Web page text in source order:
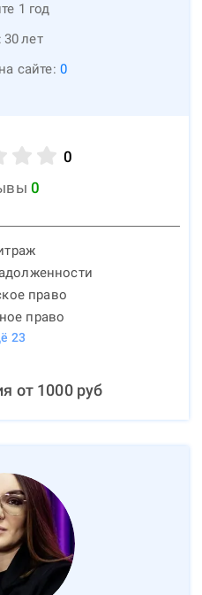
1 год
30лет
сайте: 0
0
0
право
право
23
от 1000руб